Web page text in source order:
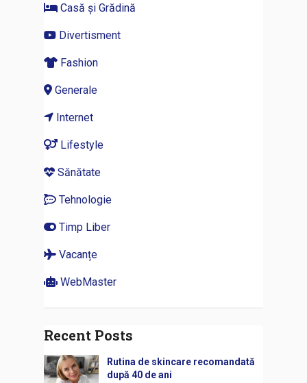
Casă și Grădină
Divertisment
Fashion
Generale
Internet
Lifestyle
Sănătate
Tehnologie
Timp Liber
Vacanțe
WebMaster
Recent Posts
Rutina de skincare recomandată
după 40 de ani